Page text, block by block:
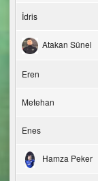
İdris
Atakan Sünel
Eren
Metehan
Enes
Hamza Peker